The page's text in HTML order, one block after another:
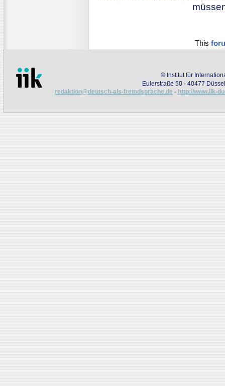
This
© Institut für
Eulerstraße 50 - 40477
redaktion@deutsch-als-fremdsprache.de - http://www.iik-